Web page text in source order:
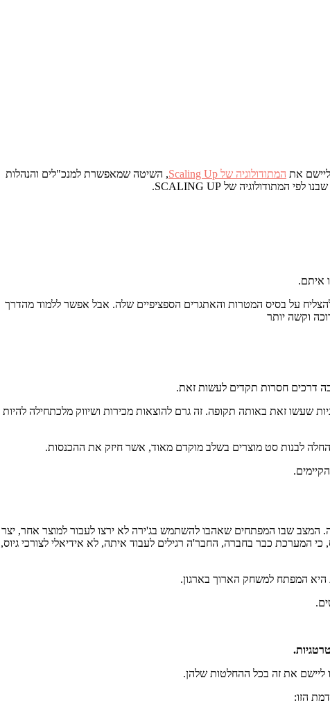
המתודולוגיה של Scaling Up
, השיטה שמאפשרת למנכ"לים והנהלות
על בסיס המטרות והאתגרים הספציפיים שלה. אבל אפשר ללמוד מהדרך
וקשה יותר
שעשו זאת באותה תקופה. זה גרם להוצאות מכירות ושיווק מלכתחילה להיות
החלה לבנות סט מוצרים בשלב מוקדם מאוד, אשר חיזק את ההכנסות.
המצב שבו המפתחים שאהבו להשתמש בג'ירה לא ירצו לעבור למוצר אחר, יצר
המערכת כבר בחברה, החבר'ה רגילים לעבוד איתה, לא אידיאלי לצורכי גיוס,
ליישם את זה בכל ההחלטות שלהן.
הזו: